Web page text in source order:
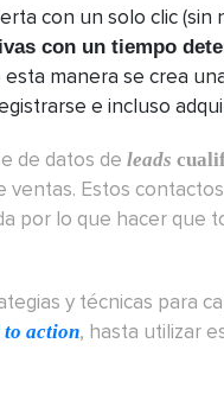
con un solo clic (sin
con un tiempo
esta manera se crea
e incluso
de datos de leads
ventas. Estos
por lo que hacer que
y técnicas para
action, hasta utilizar